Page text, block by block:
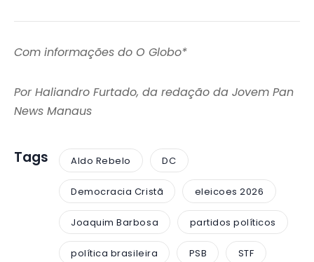
Com informações do O Globo*
Por Haliandro Furtado, da redação da Jovem Pan
News Manaus
Tags Aldo Rebelo DC
Democracia Cristã eleicoes 2026
Joaquim Barbosa partidos políticos
política brasileira PSB STF